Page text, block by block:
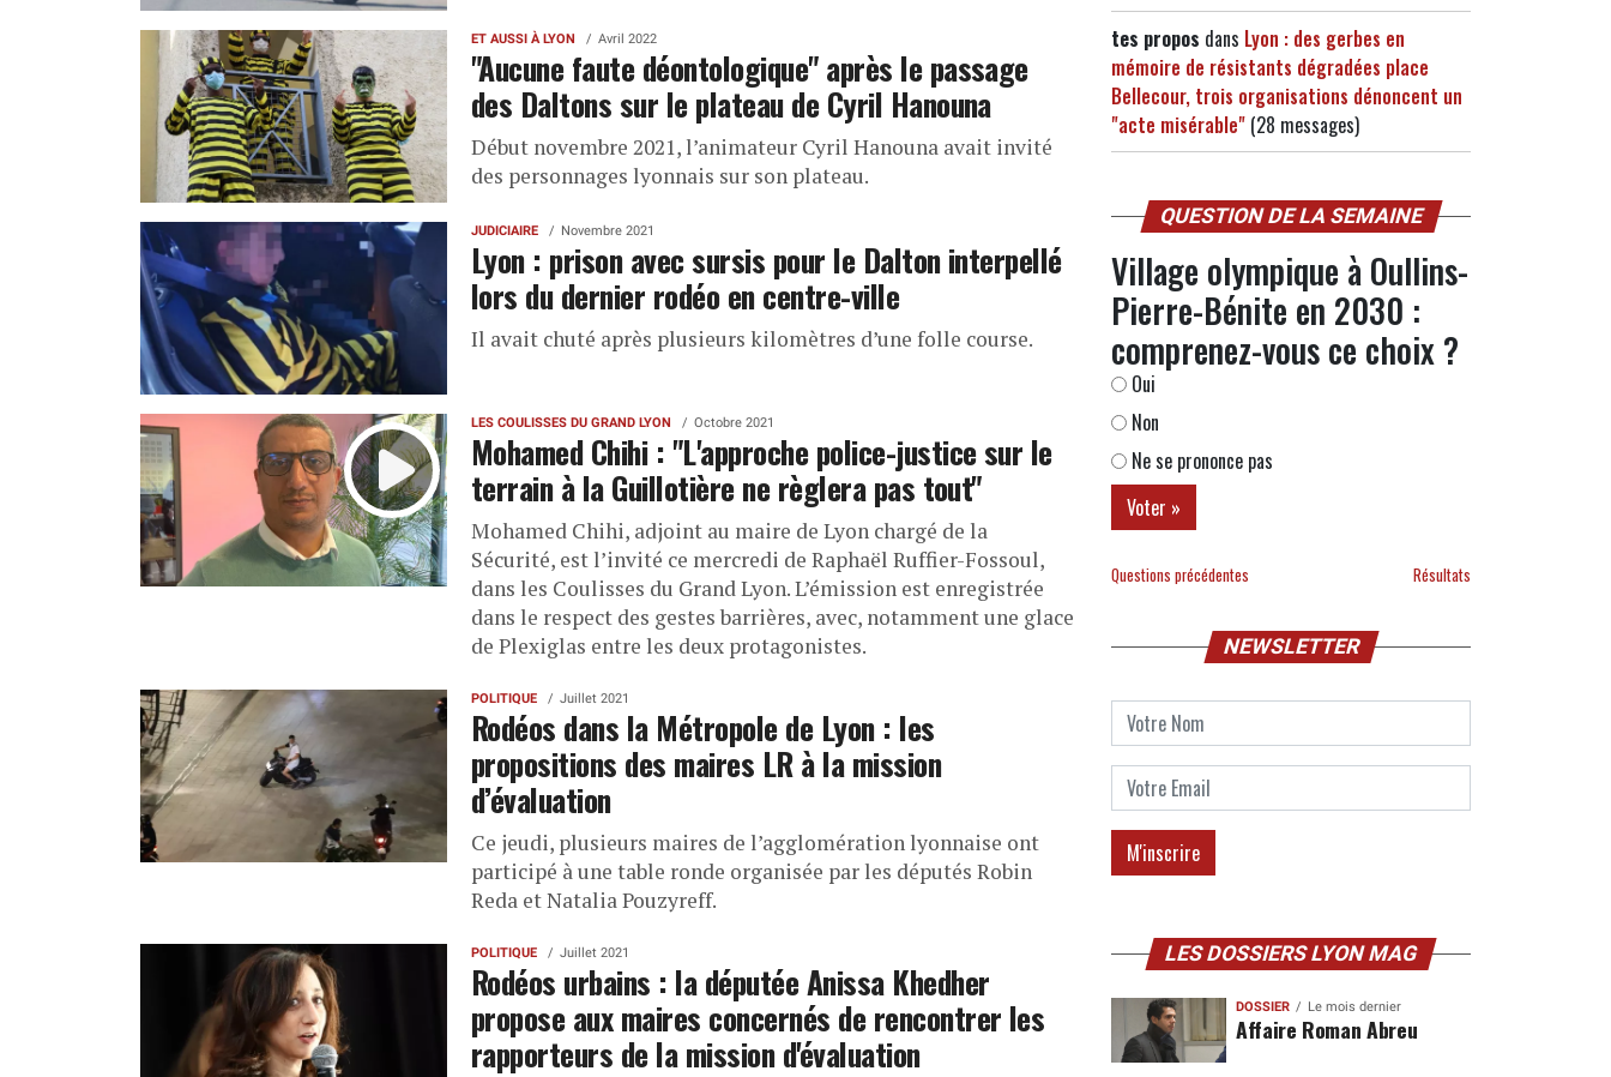
ET AUSSI À LYON Avril 2022
"Aucune faute déontologique" après le passage
des Daltons sur le plateau de Cyril Hanouna
Début novembre 2021, l’animateur Cyril Hanouna avait invité
des personnages lyonnais sur son plateau.
JUDICIAIRE Novembre 2021
Lyon : prison avec sursis pour le Dalton interpellé
lors du dernier rodéo en centre-ville
Il avait chuté après plusieurs kilomètres d’une folle course.
LES COULISSES DU GRAND LYON Octobre 2021
Mohamed Chihi : "L'approche police-justice sur le
terrain à la Guillotière ne règlera pas tout"
Mohamed Chihi, adjoint au maire de Lyon chargé de la
Sécurité, est l’invité ce mercredi de Raphaël Ruffier-Fossoul,
dans les Coulisses du Grand Lyon. L’émission est enregistrée
dans le respect des gestes barrières, avec, notamment une glace
de Plexiglas entre les deux protagonistes.
POLITIQUE Juillet 2021
Rodéos dans la Métropole de Lyon : les
propositions des maires LR à la mission
d’évaluation
Ce jeudi, plusieurs maires de l’agglomération lyonnaise ont
participé à une table ronde organisée par les députés Robin
Reda et Natalia Pouzyreff.
POLITIQUE Juillet 2021
Rodéos urbains : la députée Anissa Khedher
propose aux maires concernés de rencontrer les
rapporteurs de la mission d'évaluation
tes propos dans Lyon : des gerbes en
mémoire de résistants dégradées place
Bellecour, trois organisations dénoncent un
"acte misérable" (28 messages)
QUESTION DE LA SEMAINE
Village olympique à Oullins-
Pierre-Bénite en 2030 :
comprenez-vous ce choix ?
Oui
Non
Ne se prononce pas
Questions précédentes Résultats
NEWSLETTER
LES DOSSIERS LYON MAG
DOSSIER Le mois dernier
Affaire Roman Abreu